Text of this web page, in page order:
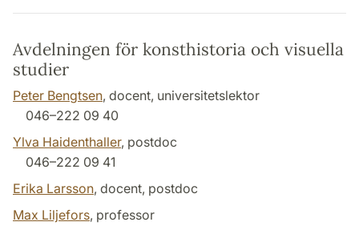
Avdelningen för konsthistoria och visuella
studier
Peter Bengtsen, docent, universitetslektor
046–222 09 40
Ylva Haidenthaller, postdoc
046–222 09 41
Erika Larsson, docent, postdoc
Max Liljefors, professor